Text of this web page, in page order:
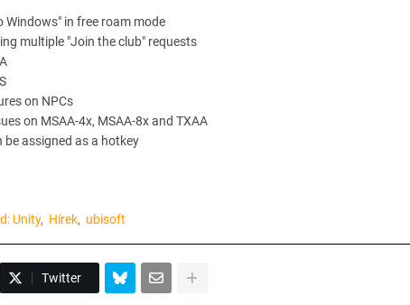
Windows" in free roam mode
multiple "Join the club" requests
on NPCs
on MSAA-4x, MSAA-8x and TXAA
assigned as a hotkey
Unity Hírek ubisoft
Twitter